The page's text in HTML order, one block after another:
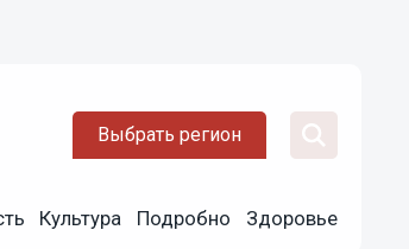
Выбрать регион
Культура Подробно Здоровье